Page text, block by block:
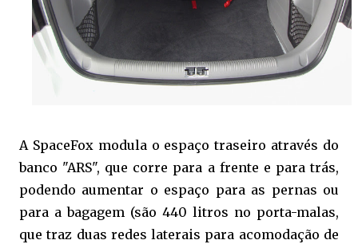
A SpaceFox modula o espaço traseiro através do
banco "ARS", que corre para a frente e para trás,
podendo aumentar o espaço para as pernas ou
para a bagagem (são 440 litros no porta-malas,
que traz duas redes laterais para acomodação de